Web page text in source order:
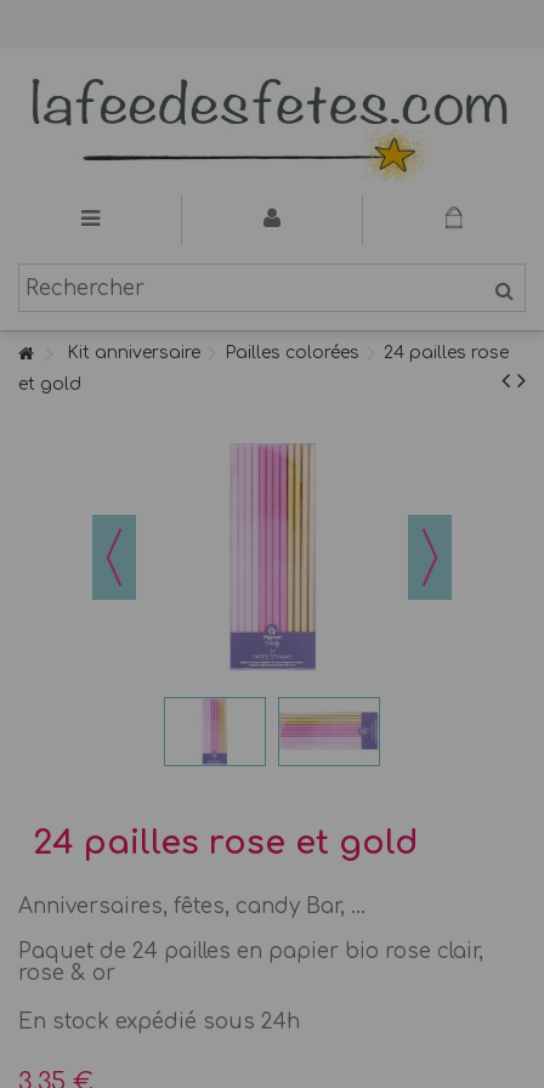
Kit anniversaire Pailles colorées
24 pailles rose
et gold
24 pailles rose et gold
Anniversaires, fêtes, candy Bar, ...
Paquet de 24 pailles en papier bio rose clair,
rose & or
En stock expédié sous 24h